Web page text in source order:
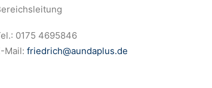
0175 4695846
Mail: friedrich@aundaplus.de